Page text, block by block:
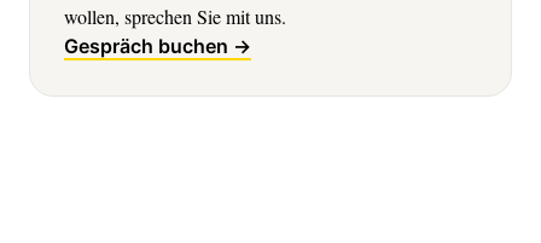
wollen, sprechen Sie mit uns.
Gespräch buchen →